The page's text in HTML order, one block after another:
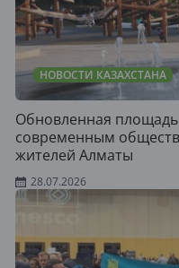
НОВОСТИ КАЗАХСТАНА
Обновленная площадь
современным
жителей Алматы
28.07.2026